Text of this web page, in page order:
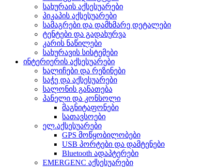
სახურაის აქსესუარები
პიკაპის აქსესუარები
სამაგრები და დამხმარე დეტალები
ტენტები და გადახურვა
კარის ნაწილები
სახურავის სისტემები
ინტერიერის აქსესუარები
ხალიჩები და რეზინები
საჭე და აქსესუარები
სალონის განათება
პანელი და კონსოლი
მაგნიტაფონები
სათავსოები
ელ.აქსესუარები
GPS მოწყობილობები
USB პორტები და დამტენები
Bluetooth ადაპტერები
EMERGENC აქსესუარები